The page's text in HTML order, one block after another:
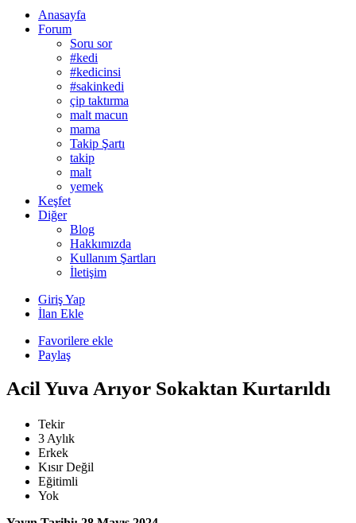
Anasayfa
Forum
Soru sor
#kedi
#kedicinsi
#sakinkedi
çip taktırma
malt macun
mama
Takip Şartı
takip
malt
yemek
Keşfet
Diğer
Blog
Hakkımızda
Kullanım Şartları
İletişim
Giriş Yap
İlan Ekle
Favorilere ekle
Paylaş
Acil Yuva Arıyor Sokaktan Kurtarıldı
Tekir
3 Aylık
Erkek
Kısır Değil
Eğitimli
Yok